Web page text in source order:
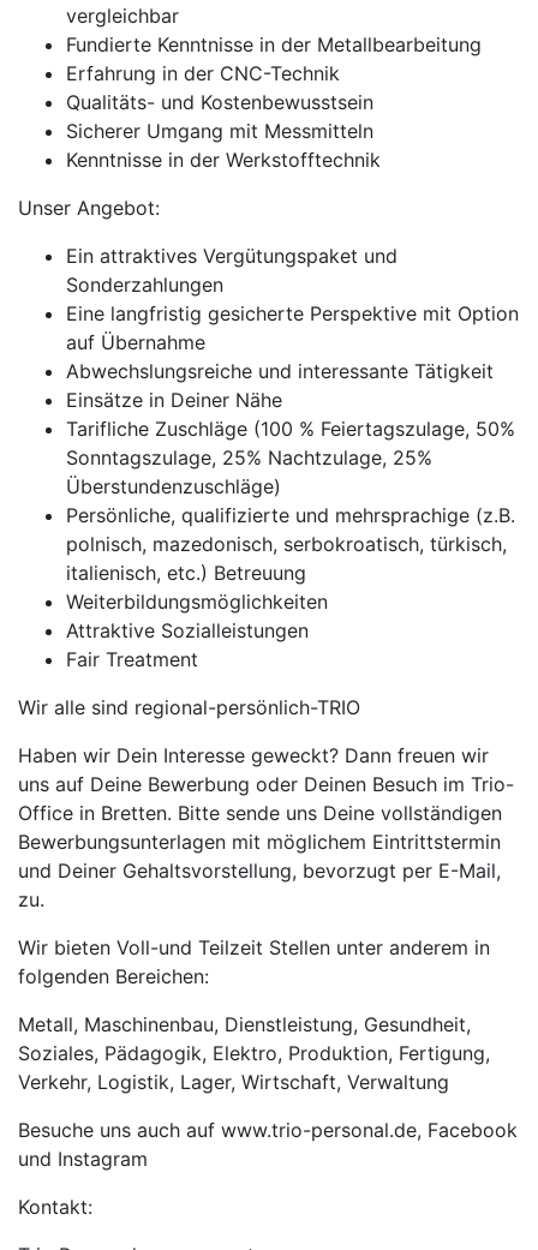
vergleichbar
Fundierte Kenntnisse in der Metallbearbeitung
Erfahrung in der CNC-Technik
Qualitäts- und Kostenbewusstsein
Sicherer Umgang mit Messmitteln
Kenntnisse in der Werkstofftechnik
Unser Angebot:
Ein attraktives Vergütungspaket und
Sonderzahlungen
Eine langfristig gesicherte Perspektive mit Option
auf Übernahme
Abwechslungsreiche und interessante Tätigkeit
Einsätze in Deiner Nähe
Tarifliche Zuschläge (100 % Feiertagszulage, 50%
Sonntagszulage, 25% Nachtzulage, 25%
Überstundenzuschläge)
Persönliche, qualifizierte und mehrsprachige (z.B.
polnisch, mazedonisch, serbokroatisch, türkisch,
italienisch, etc.) Betreuung
Weiterbildungsmöglichkeiten
Attraktive Sozialleistungen
Fair Treatment
Wir alle sind regional-persönlich-TRIO
Haben wir Dein Interesse geweckt? Dann freuen wir
uns auf Deine Bewerbung oder Deinen Besuch im Trio-
Office in Bretten. Bitte sende uns Deine vollständigen
Bewerbungsunterlagen mit möglichem Eintrittstermin
und Deiner Gehaltsvorstellung, bevorzugt per E-Mail,
zu.
Wir bieten Voll-und Teilzeit Stellen unter anderem in
folgenden Bereichen:
Metall, Maschinenbau, Dienstleistung, Gesundheit,
Soziales, Pädagogik, Elektro, Produktion, Fertigung,
Verkehr, Logistik, Lager, Wirtschaft, Verwaltung
Besuche uns auch auf www.trio-personal.de, Facebook
und Instagram
Kontakt: